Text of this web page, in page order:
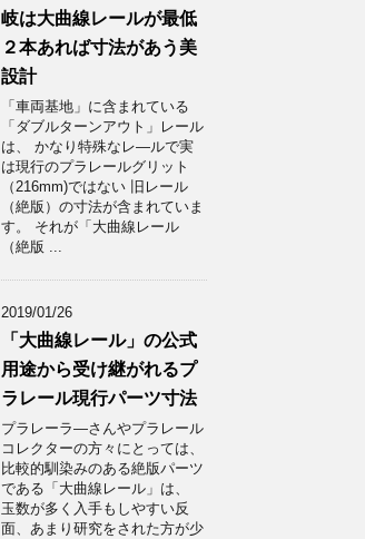
岐は大曲線レールが最低
２本あれば寸法があう美
設計
「車両基地」に含まれている
「ダブルターンアウト」レール
は、 かなり特殊なレ―ルで実
は現行のプラレールグリット
（216mm)ではない 旧レール
（絶版）の寸法が含まれていま
す。 それが「大曲線レール
（絶版 ...
2019/01/26
「大曲線レール」の公式
用途から受け継がれるプ
ラレール現行パーツ寸法
プラレーラ―さんやプラレール
コレクターの方々にとっては、
比較的馴染みのある絶版パーツ
である「大曲線レール」は、
玉数が多く入手もしやすい反
面、あまり研究をされた方が少